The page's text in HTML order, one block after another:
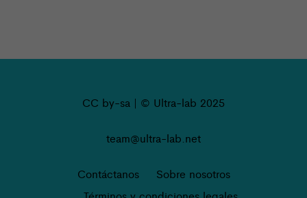
CC by-sa | © Ultra-lab 2025
team@ultra-lab.net
Contáctanos
Sobre nosotros